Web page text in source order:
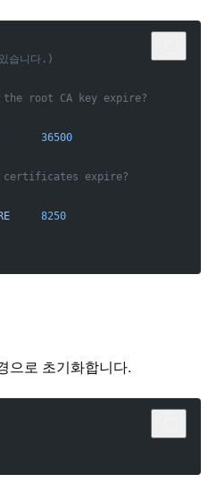
습니다.)
the root CA key expire?
36500
certificates expire?
     8250
으로 초기화합니다.